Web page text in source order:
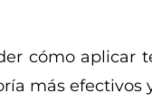
cómo aplicar
más efectivos